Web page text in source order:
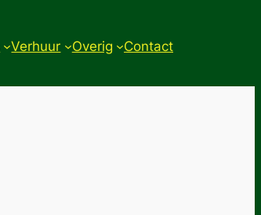
Verhuur Overig Contact